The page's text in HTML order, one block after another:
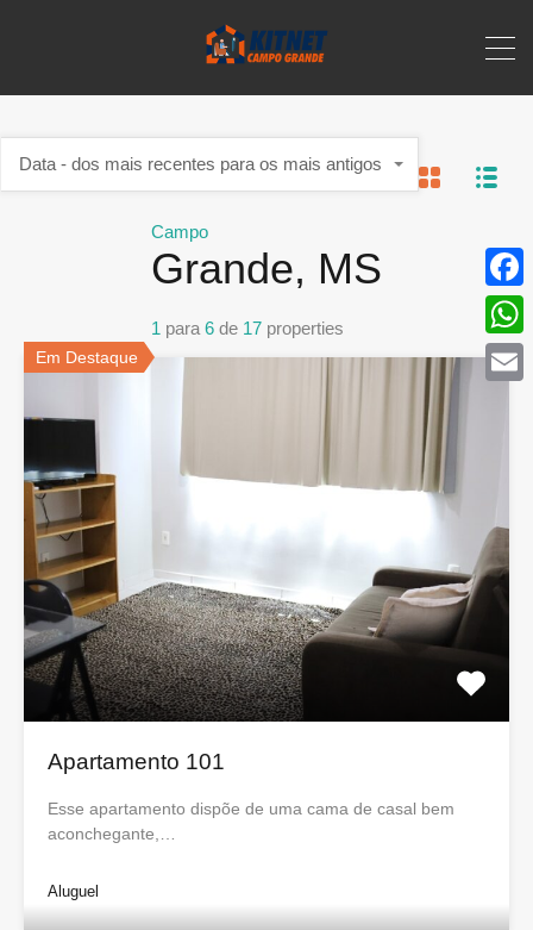
Campo
Grande, MS
1 para 6 de 17 properties
Data - dos mais recentes para os mais antigos
Em Destaque
Apartamento 101
Esse apartamento dispõe de uma cama de casal bem
aconchegante,…
Aluguel